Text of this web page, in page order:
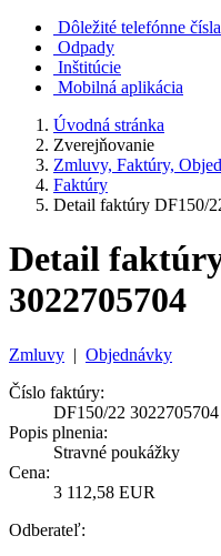
Dôležité telefónne čísla
Odpady
Inštitúcie
Mobilná aplikácia
Úvodná stránka
Zverejňovanie
Zmluvy, Faktúry,
Faktúry
Detail faktúry DF150/
Detail
3022705704
Zmluvy | Objednávky
Číslo faktúry:
DF150/22 3022705704
Popis plnenia:
Stravné poukážky
Cena:
3 112,58 EUR
Odberateľ: